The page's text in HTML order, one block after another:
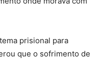
prisional para
que o sofrimento de